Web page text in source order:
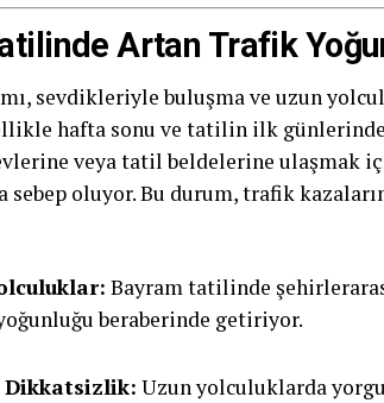
Artan Trafik
sevdikleriyle buluşma ve uzun
hafta sonu ve tatilin ilk
veya tatil beldelerine ulaşmak
sebep oluyor. Bu durum, trafik
Bayram tatilinde
beraberinde getiriyor.
Dikkatsizlik: Uzun yolculuklarda